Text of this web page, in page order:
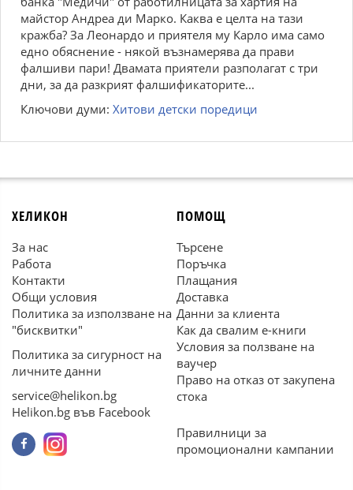
майстор Андреа ди Марко. Каква е целта на тази
кражба? За Леонардо и приятеля му Карло има само
едно обяснение - някой възнамерява да прави
фалшиви пари! Двамата приятели разполагат с три
дни, за да разкрият фалшификаторите...
Ключови думи: Хитови детски поредици
ХЕЛИКОН
За нас
Работа
Контакти
Общи условия
Политика за използване на
"бисквитки"
Политика за сигурност на
личните данни
service@helikon.bg
Helikon.bg във Facebook
ПОМОЩ
Търсене
Поръчка
Плащания
Доставка
Данни за клиента
Как да свалим е-книги
Условия за ползване на
ваучер
Право на отказ от закупена
стока
Правилници за
промоционални кампании